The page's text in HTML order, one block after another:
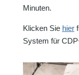
Minuten.
Klicken Sie hier
System für